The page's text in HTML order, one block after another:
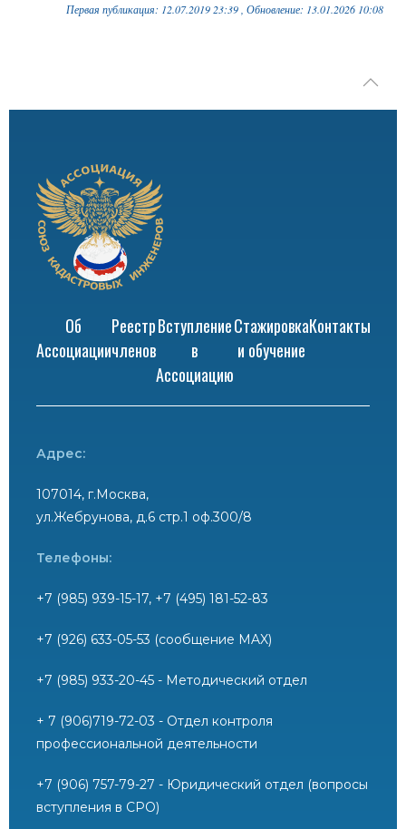
Первая публикация: 12.07.2019 23:39 , Обновление: 13.01.2026 10:08
Об
Ассоциации
Реестр
членов
Вступление
в
Ассоциацию
Стажировка
и обучение
Контакты
Адрес:
107014, г.Москва,
ул.Жебрунова, д.6 стр.1 оф.300/8
Телефоны:
+7 (985) 939-15-17, +7 (495) 181-52-83
+7 (926) 633-05-53 (сообщение MAX)
+7 (985) 933-20-45 - Методический отдел
+ 7 (906)719-72-03 - Отдел контроля
профессиональной деятельности
+7 (906) 757-79-27 - Юридический отдел (вопросы
вступления в СРО)